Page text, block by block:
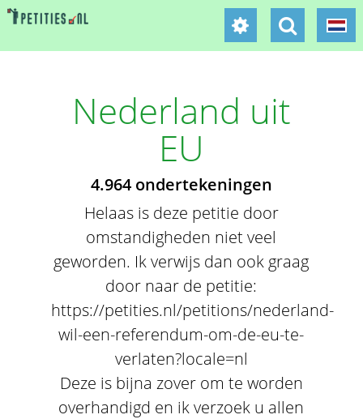
Nederland uit
EU
4.964 ondertekeningen
Helaas is deze petitie door
omstandigheden niet veel
geworden. Ik verwijs dan ook graag
door naar de petitie:
https://petities.nl/petitions/nederland-
wil-een-referendum-om-de-eu-te-
verlaten?locale=nl
Deze is bijna zover om te worden
overhandigd en ik verzoek u allen